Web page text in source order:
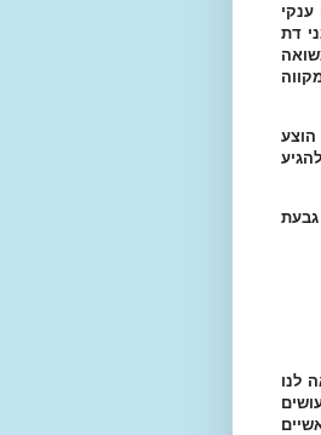
ענקי
דת
מכתב לתושבי גבעת
לנו